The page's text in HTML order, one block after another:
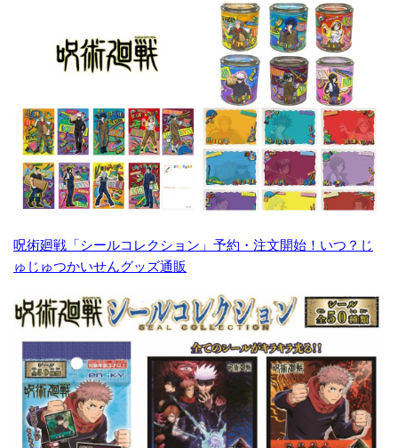
呪術廻戦「シールコレクション」予約・注文開始！いつ？じ
ゅじゅつかいせんグッズ通販